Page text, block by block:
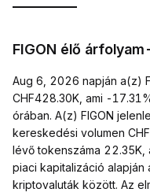
FIGON élő
Aug 6, 2026 napján a(z)
CHF428.30K, ami -
órában. A(z) FIGON
kereskedési volumen
lévő tokenszáma
piaci kapitalizáció alapján
kriptovaluták között. Az